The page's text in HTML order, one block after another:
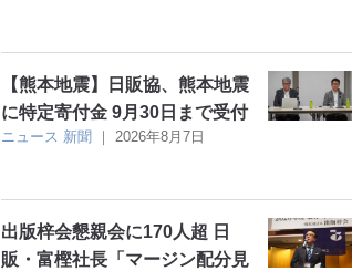
【熊本地震】日販協、熊本地震
に特定寄付金 9月30日まで受付
ニュース 新聞 ｜ 2026年8月7日
出版梓会懇親会に170人超 日
販・富樫社長「マージン配分見